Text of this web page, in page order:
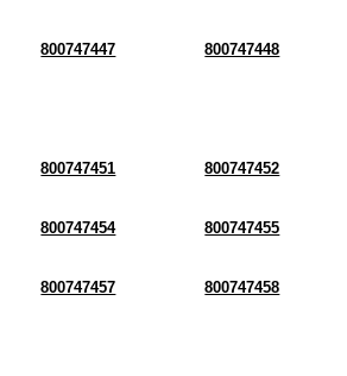
800747447 800747448
800747451 800747452
800747454 800747455
800747457 800747458